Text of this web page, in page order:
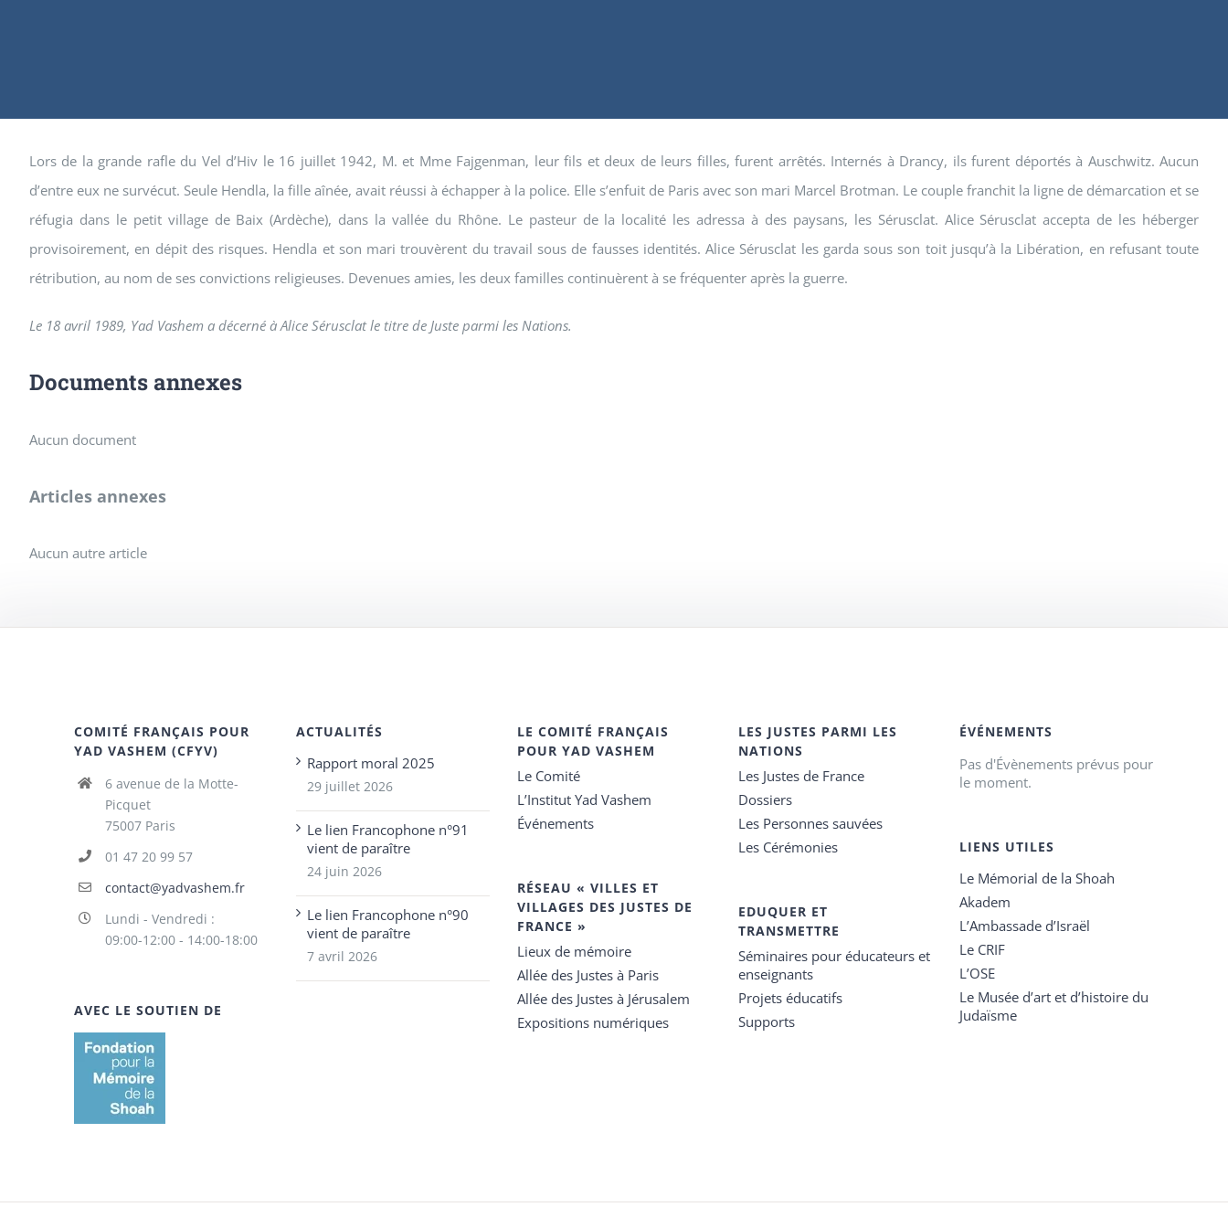
Lors de la grande rafle du Vel d’Hiv le 16 juillet 1942, M. et Mme Fajgenman, leur fils et deux de leurs filles, furent arrêtés. Internés à Drancy, ils furent déportés à Auschwitz. Aucun
d’entre eux ne survécut. Seule Hendla, la fille aînée, avait réussi à échapper à la police. Elle s’enfuit de Paris avec son mari Marcel Brotman. Le couple franchit la ligne de démarcation et se
réfugia dans le petit village de Baix (Ardèche), dans la vallée du Rhône. Le pasteur de la localité les adressa à des paysans, les Sérusclat. Alice Sérusclat accepta de les héberger
provisoirement, en dépit des risques. Hendla et son mari trouvèrent du travail sous de fausses identités. Alice Sérusclat les garda sous son toit jusqu’à la Libération, en refusant toute
rétribution, au nom de ses convictions religieuses. Devenues amies, les deux familles continuèrent à se fréquenter après la guerre.
Le 18 avril 1989, Yad Vashem a décerné à Alice Sérusclat le titre de Juste parmi les Nations.
Documents annexes
Aucun document
Articles annexes
Aucun autre article
COMITÉ FRANÇAIS POUR
YAD VASHEM (CFYV)
6 avenue de la Motte-
Picquet
75007 Paris
01 47 20 99 57
contact@yadvashem.fr
Lundi - Vendredi :
09:00-12:00 - 14:00-18:00
AVEC LE SOUTIEN DE
ACTUALITÉS
Rapport moral 2025
29 juillet 2026
Le lien Francophone n°91
vient de paraître
24 juin 2026
Le lien Francophone n°90
vient de paraître
7 avril 2026
LE COMITÉ FRANÇAIS
POUR YAD VASHEM
Le Comité
L’Institut Yad Vashem
Événements
RÉSEAU « VILLES ET
VILLAGES DES JUSTES DE
FRANCE »
Lieux de mémoire
Allée des Justes à Paris
Allée des Justes à Jérusalem
Expositions numériques
LES JUSTES PARMI LES
NATIONS
Les Justes de France
Dossiers
Les Personnes sauvées
Les Cérémonies
EDUQUER ET
TRANSMETTRE
Séminaires pour éducateurs et
enseignants
Projets éducatifs
Supports
ÉVÉNEMENTS
Pas d'Évènements prévus pour
le moment.
LIENS UTILES
Le Mémorial de la Shoah
Akadem
L’Ambassade d’Israël
Le CRIF
L’OSE
Le Musée d’art et d’histoire du
Judaïsme